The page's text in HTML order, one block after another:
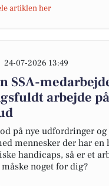
artiklen her
24-07-2026 13:49
SSA-
arbejde
på nye udfordringer
mennesker der har en
handicaps, så er et
noget for dig?